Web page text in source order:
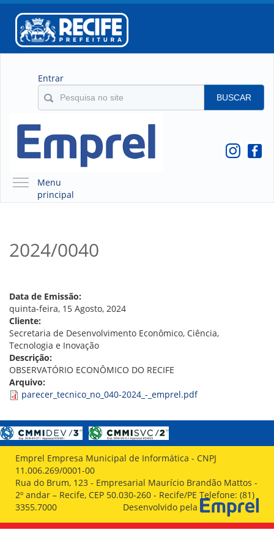
Entrar
BUSCAR
Menu
principal
O QUE É A EMPREL
CONSELHOS
LOCALIZAÇÃO
GESTORES
GOVERNANÇA
NOTÍCIAS
COMPRAS
LICITAÇÕES
ATAS DE REGISTRO DE PREÇOS
CONTRATO
GESTÃO DE PESSOAS
COLABORADORES
PLR
2024/0040
Data de Emissão:
quinta-feira, 15 Agosto, 2024
Cliente:
Secretaria de Desenvolvimento Econômico, Ciência,
Tecnologia e Inovação
Descrição:
OBSERVATÓRIO ECONÔMICO DO RECIFE
Arquivo:
parecer_tecnico_no_040-2024_-_emprel.pdf
Emprel Empresa Municipal de Informática - CNPJ
11.006.269/0001-00
Rua do Brum, 123 - Empresarial Maurício Brandão Mattos -
2º andar – Recife, CEP 50.030-260 - Recife/PE Telefone: (81)
3355.7000
Desenvolvido pela